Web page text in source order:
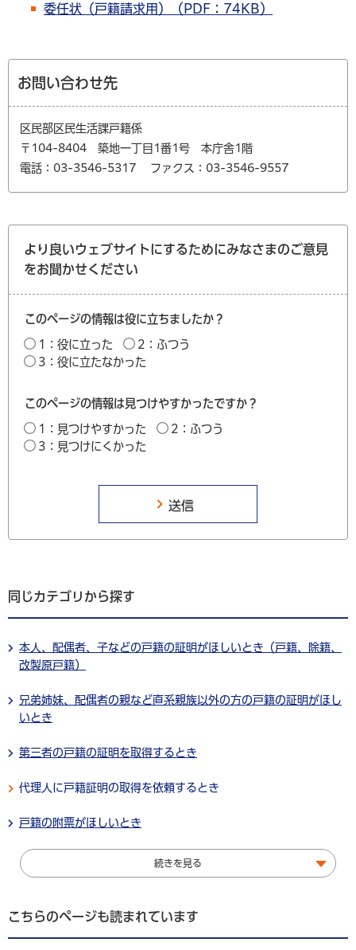
委任状（戸籍請求用）（PDF：74KB）
お問い合わせ先
区民部区民生活課戸籍係
〒104-8404 築地一丁目1番1号 本庁舎1階
電話：03-3546-5317
ファクス：03-3546-9557
より良いウェブサイトにするためにみなさまのご意見
をお聞かせください
このページの情報は役に立ちましたか？
1：役に立った
2：ふつう
3：役に立たなかった
このページの情報は見つけやすかったですか？
1：見つけやすかった
2：ふつう
3：見つけにくかった
同じカテゴリから探す
本人、配偶者、子などの戸籍の証明がほしいとき（戸籍、除籍、
改製原戸籍）
兄弟姉妹、配偶者の親など直系親族以外の方の戸籍の証明がほし
いとき
第三者の戸籍の証明を取得するとき
代理人に戸籍証明の取得を依頼するとき
戸籍の附票がほしいとき
続きを見る
こちらのページも読まれています